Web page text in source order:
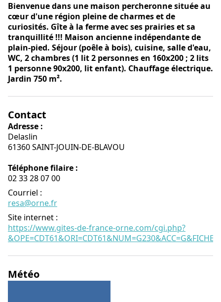
Bienvenue dans une maison percheronne située au
cœur d'une région pleine de charmes et de
curiosités. Gîte à la ferme avec ses prairies et sa
tranquillité !!! Maison ancienne indépendante de
plain-pied. Séjour (poêle à bois), cuisine, salle d'eau,
WC, 2 chambres (1 lit 2 personnes en 160x200 ; 2 lits
1 personne 90x200, lit enfant). Chauffage électrique.
Jardin 750 m².
Contact
Adresse :
Delaslin
61360 SAINT-JOUIN-DE-BLAVOU
Téléphone filaire :
02 33 28 07 00
Courriel :
resa@orne.fr
Site internet :
https://www.gites-de-france-orne.com/cgi.php?
Météo